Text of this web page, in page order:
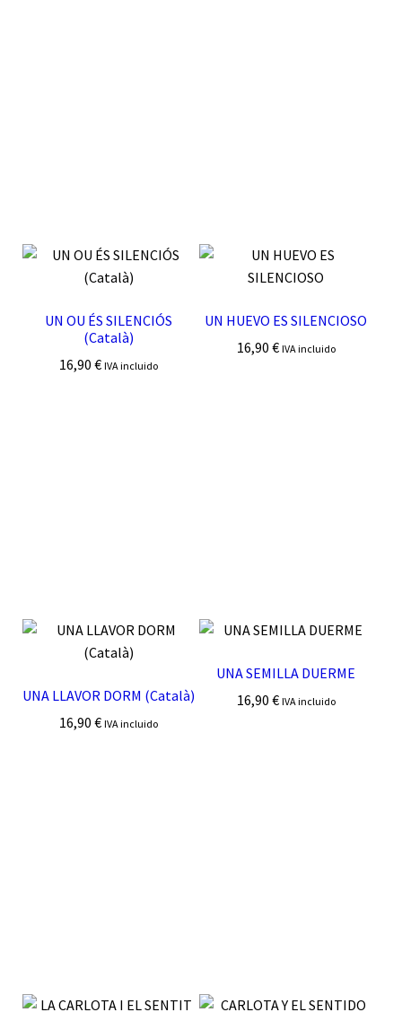
UN OU ÉS SILENCIÓS
(Català)
16,90€ IVA incluido
UN HUEVO ES SILENCIOSO
16,90 € IVA incluido
UNA LLAVOR DORM (Català)
16,90€ IVA incluido
UNA SEMILLA DUERME
16,90 € IVA incluido